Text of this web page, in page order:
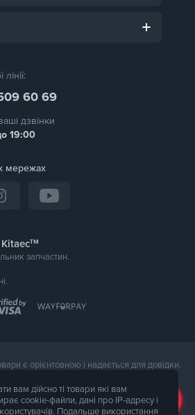
60 69
дзвінки
19:00
мережах
тм
запчастин.
є орієнтовною і надається для довідки.
названа менеджером магазину при
Зовнішній вигляд і комплектація товару
фотографії.
вам дійсно ті товари які вам
cookie-файли, дані про IP-адресу і
Подальше використання